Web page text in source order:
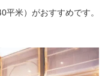
平米）がおすすめです。